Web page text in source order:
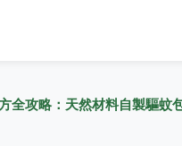
全攻略：天然材料自製驅蚊